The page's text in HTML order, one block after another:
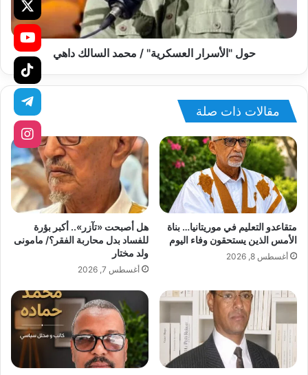
حول "الأسرار العسكرية" / محمد السالك داهي
مقالات ذات صلة
متقاعدو التعليم في موريتانيا… بناة
الأمس الذين يستحقون وفاء اليوم
أغسطس 8, 2026
هل أصبحت «تآزر».. أكبر بؤرة
للفساد بدل محاربة الفقر؟/ مامونى
ولد مختار
أغسطس 7, 2026